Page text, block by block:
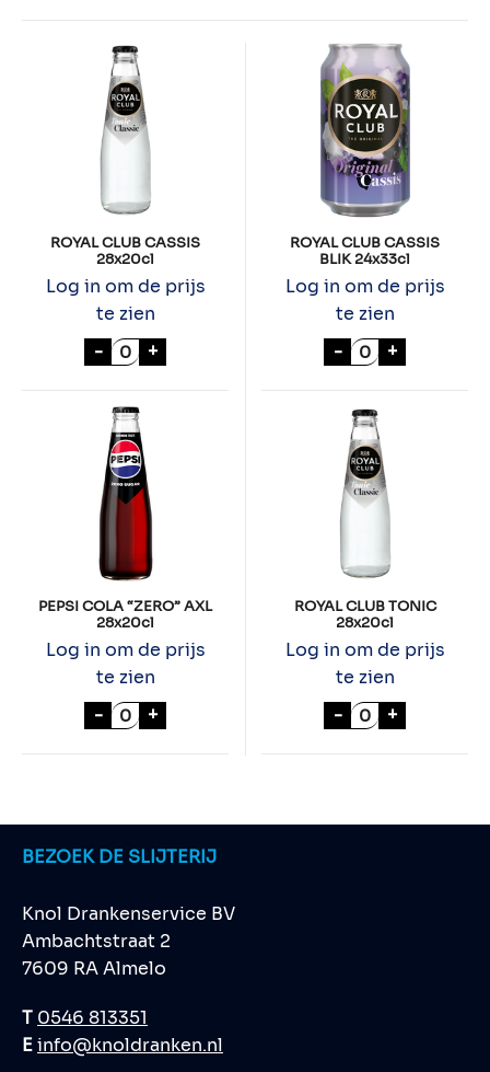
ROYAL CLUB CASSIS
28x20cl
Log in om de prijs
te zien
- ROYAL CLUB CASSIS 28x20cl aantal
+
ROYAL CLUB CASSIS
BLIK 24x33cl
Log in om de prijs
te zien
- ROYAL CLUB
+
PEPSI COLA “ZERO” AXL
28x20cl
Log in om de prijs
te zien
- PEPSI COLA "ZERO" AXL 28x20cl aantal
+
ROYAL CLUB TONIC
28x20cl
Log in om de prijs
te zien
- ROYAL CLUB
+
BEZOEK DE SLIJTERIJ
Knol Drankenservice BV
Ambachtstraat 2
7609 RA Almelo
T 0546 813351
Einfo@knoldranken.nl